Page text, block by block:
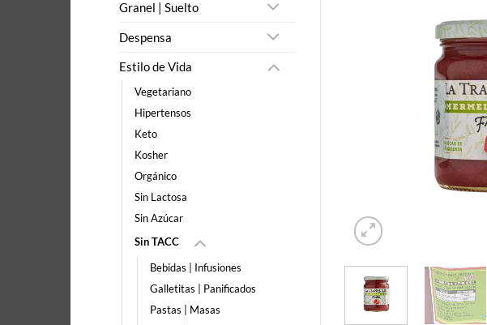
Granel | Suelto
Despensa
Estilo de Vida
Vegetariano
Hipertensos
Keto
Kosher
Orgánico
Sin Lactosa
Sin Azúcar
Sin TACC
Bebidas | Infusiones
Galletitas | Panificados
Pastas | Masas